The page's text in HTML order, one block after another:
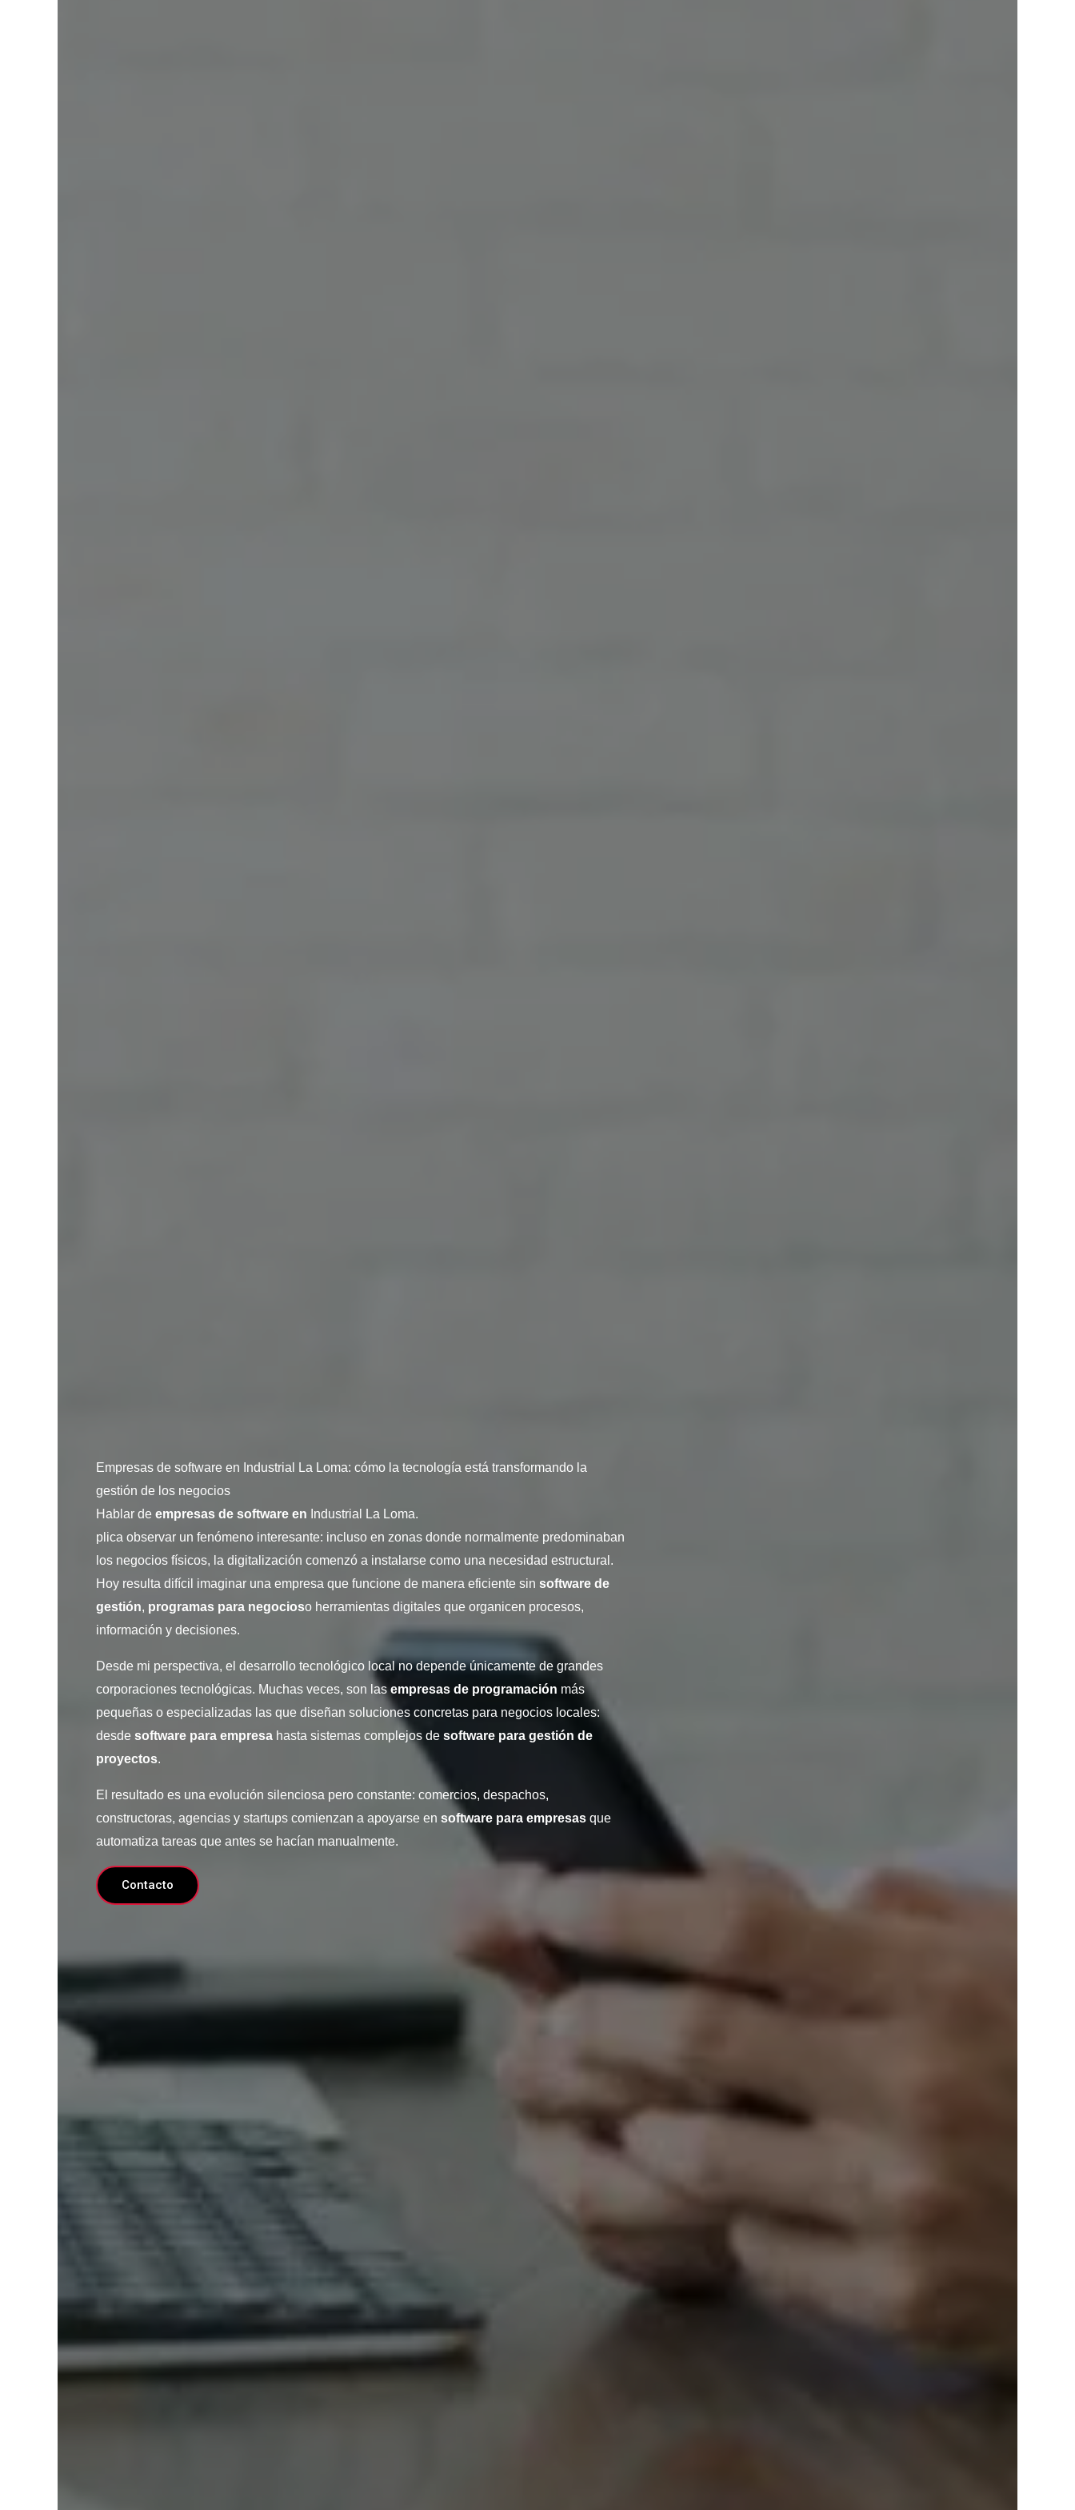
Empresas de software en Industrial La Loma: cómo la tecnología está transformando la
gestión de los negocios
Hablar de empresas de software en Industrial La Loma.
plica observar un fenómeno interesante: incluso en zonas donde normalmente predominaban
los negocios físicos, la digitalización comenzó a instalarse como una necesidad estructural.
Hoy resulta difícil imaginar una empresa que funcione de manera eficiente sin software de
gestión, programas para negocioso herramientas digitales que organicen procesos,
información y decisiones.
Desde mi perspectiva, el desarrollo tecnológico local no depende únicamente de grandes
corporaciones tecnológicas. Muchas veces, son lasempresas de programación más
pequeñas o especializadas las que diseñan soluciones concretas para negocios locales:
desde software para empresa hasta sistemas complejos de software para gestión de
proyectos.
El resultado es una evolución silenciosa pero constante: comercios, despachos,
constructoras, agencias y startups comienzan a apoyarse en software para empresas que
automatiza tareas que antes se hacían manualmente.
Contacto